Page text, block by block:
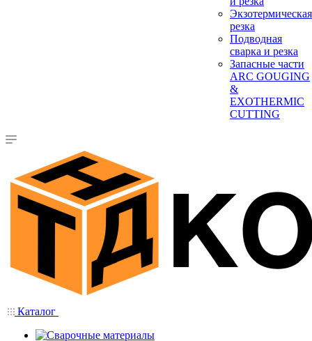
Экзотермическая
резка
Подводная
сварка и резка
Запасные части
ARC GOUGING
&
EXOTHERMIC
CUTTING
Каталог